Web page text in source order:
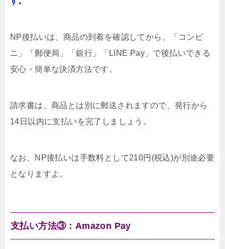
NP後払いは、商品の到着を確認してから、「コンビ
ニ」「郵便局」「銀行」「LINE Pay」で後払いできる
安心・簡単な決済方法です。
請求書は、商品とは別に郵送されますので、発行から
14日以内に支払いを完了しましょう。
なお、NP後払いは手数料として210円(税込)が別途必要
となりますよ。
支払い方法③：Amazon Pay